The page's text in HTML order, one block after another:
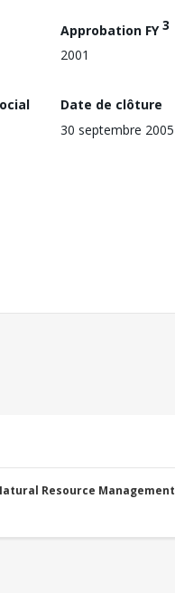
Approbation FY3
2001
Date de clôture
30 septembre 2005
Resource Management